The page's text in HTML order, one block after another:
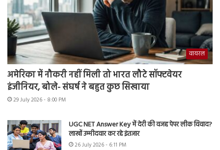
वायरल
अमेरिका में नौकरी नहीं मिली तो भारत लौटे सॉफ्टवेयर
इंजीनियर, बोले- संघर्ष ने बहुत कुछ सिखाया
29 July 2026 - 8:00 PM
UGC NET Answer Key में देरी की वजह पेपर लीक विवाद?
लाखों उम्मीदवार कर रहे इंतजार
26 July 2026 - 6:11 PM